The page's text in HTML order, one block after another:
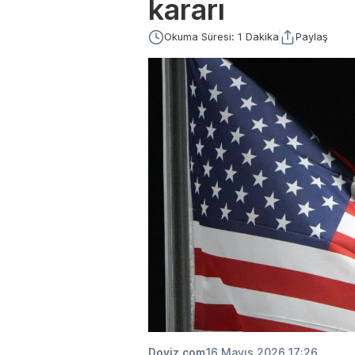
kararı
Okuma Süresi: 1 Dakika Paylaş
Doviz.com16 Mayıs 2026 17:26